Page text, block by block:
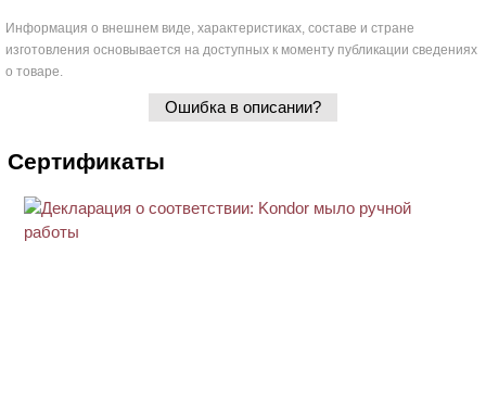
Информация о внешнем виде, характеристиках, составе и стране
изготовления основывается на доступных к моменту публикации сведениях
о товаре.
Ошибка в описании?
Сертификаты